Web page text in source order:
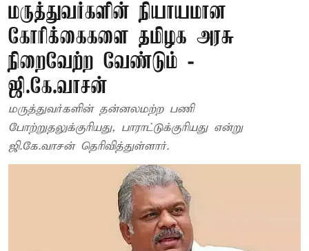
மருத்துவர்களின் நியாயமான
கோரிக்கைகளை தமிழக அரசு
நிறைவேற்ற வேண்டும் -
ஜி.கே.வாசன்
மருத்துவர்களின் தன்னலமற்ற பணி
போற்றுதலுக்குரியது, பாராட்டுக்குரியது என்று
ஜி.கே.வாசன் தெரிவித்துள்ளார்.